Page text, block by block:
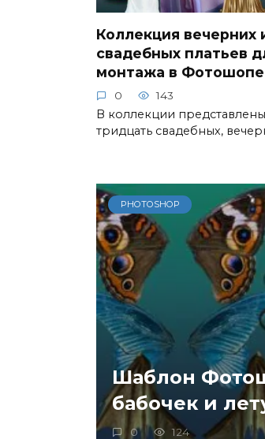
Коллекция вечерних
свадебных платьев
монтажа в Фотошопе
0 143
В коллекции представлены
тридцать свадебных,
PHOTOSHOP
Шаблон
бабочек и
0 124